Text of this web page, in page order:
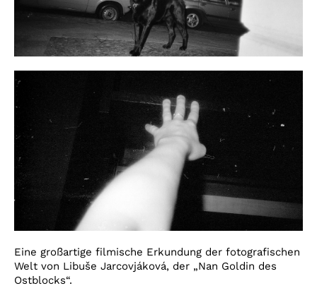
Eine großartige filmische Erkundung der fotografischen
Welt von Libuše Jarcovjáková, der „Nan Goldin des
Ostblocks“.